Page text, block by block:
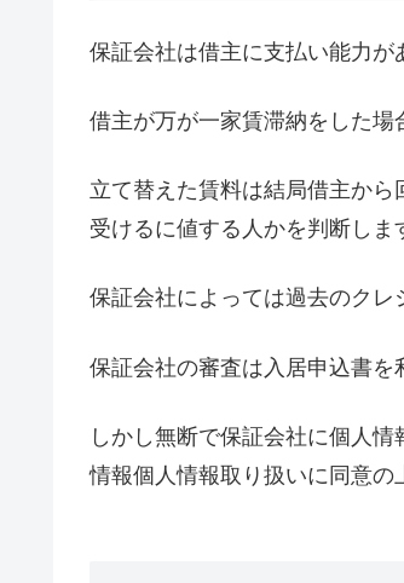
保証会社は借主に支払い能力が
借主が万が一家賃滞納をした場
立て替えた賃料は結局借主か
受けるに値する人かを判断しま
保証会社によっては過去のクレ
保証会社の審査は入居申込書を
しかし無断で保証会社に個人
情報個人情報取り扱いに同意の